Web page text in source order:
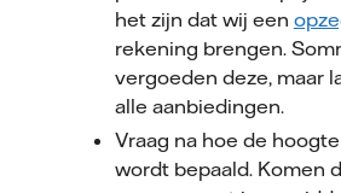
het zijn dat wij een
rekening brengen.
vergoeden deze, maar
alle aanbiedingen.
Vraag na hoe de
wordt bepaald. Komen